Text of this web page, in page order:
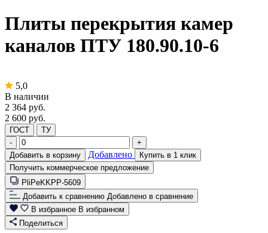
Плиты перекрытия камер
каналов ПТУ 180.90.10-6
5,0
В наличии
2 364 руб.
2 600 руб.
ГОСТ
ТУ
-
+
Добавить в корзину
Добавлено
Купить в 1 клик
Получить коммерческое предложение
PliPeKKPP-5609
Добавить к сравнению Добавлено в сравнение
В избранное В избранном
Поделиться